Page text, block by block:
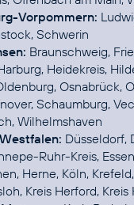
Vorpommern:
Schwerin
Braunschweig,
Heidekreis,
Osnabrück,
Schaumburg,
Wilhelmshaven
Düsseldorf,
Ruhr-Kreis,
Herne, Köln,
Kreis Herford, Kreis